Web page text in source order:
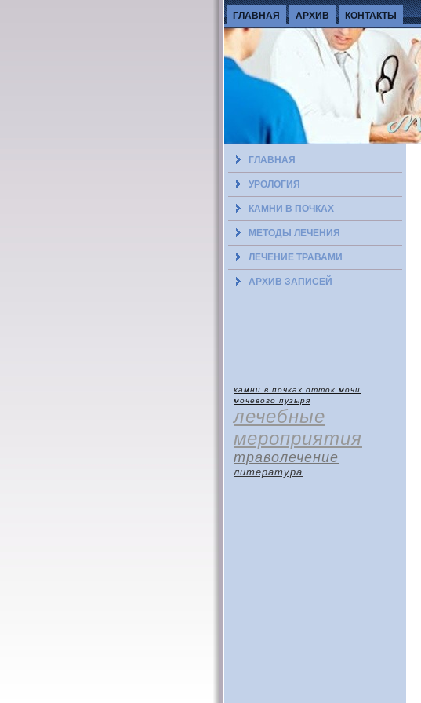
ГЛАВНАЯ АРХИВ КОНТАКТЫ
ГЛАВНАЯ
УРОЛОГИЯ
КАМНИ В ПОЧКАХ
МЕТОДЫ ЛЕЧЕНИЯ
ЛЕЧЕНИЕ ТРАВАМИ
АРХИВ ЗАПИСЕЙ
камни в почках отток мочи
мочевого пузыря
лечебные
мероприятия
траволечение
литература